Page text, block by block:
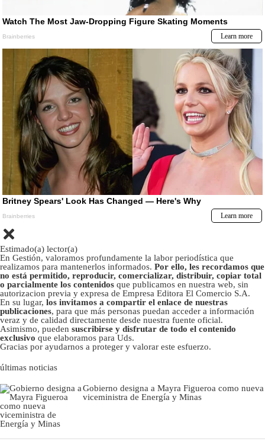
Estimado(a) lector(a)
En Gestión, valoramos profundamente la labor periodística que
realizamos para mantenerlos informados. Por ello, les recordamos que
no está permitido, reproducir, comercializar, distribuir, copiar total
o parcialmente los contenidos que publicamos en nuestra web, sin
autorizacion previa y expresa de Empresa Editora El Comercio S.A.
En su lugar, los invitamos a compartir el enlace de nuestras
publicaciones, para que más personas puedan acceder a información
veraz y de calidad directamente desde nuestra fuente oficial.
Asimismo, pueden suscribirse y disfrutar de todo el contenido
exclusivo que elaboramos para Uds.
Gracias por ayudarnos a proteger y valorar este esfuerzo.
últimas noticias
Gobierno designa a Mayra Figueroa como nueva
viceministra de Energía y Minas